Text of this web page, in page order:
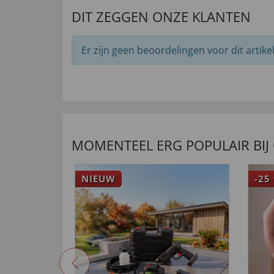
DIT ZEGGEN ONZE KLANTEN
Er zijn geen beoordelingen voor dit
MOMENTEEL ERG POPULAIR
NIEUW -25